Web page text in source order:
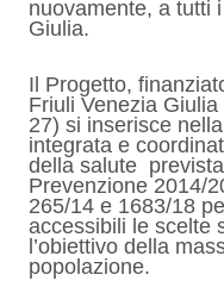
nuovamente, a tutti i
Giulia.
Il Progetto,
Friuli Venezia
27) si inserisce
integrata e
della salute
Prevenzione 2014/
265/14 e 1683/18
accessibili le scelte
l’obiettivo della
popolazione.